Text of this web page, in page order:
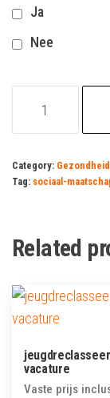
Ja
Nee
maatschappelijk
vacature
quantity
Category:
Tag: sociaal-
Related
vacature
Vaste prijs